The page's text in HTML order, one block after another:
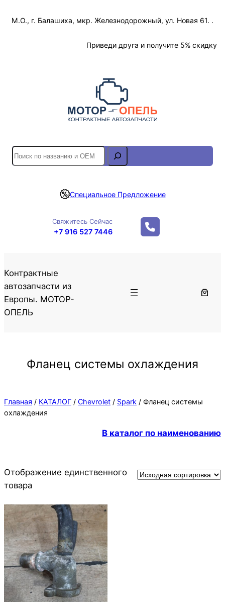
М.О., г. Балашиха, мкр. Железнодорожный, ул. Новая 61. .
Приведи друга и получите 5% скидку
S
e
r
Специальное Предложение
Свяжитесь Сейчас
+7 916 527 7446
Контрактные
автозапчасти из
Европы. МОТОР-
ОПЕЛЬ
Фланец системы охлаждения
Главная / КАТАЛОГ / Chevrolet / Spark / Фланец системы
охлаждения
В каталог по наименованию
Отображение единственного
товара